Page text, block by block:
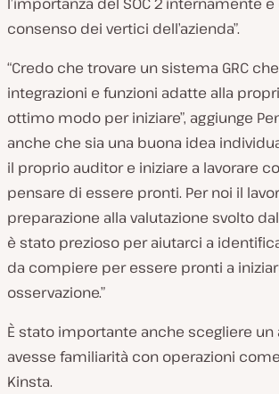
consenso dei vertici dell’azienda”.
“Credo che trovare un sistema GRC
integrazioni e funzioni adatte alla
ottimo modo per iniziare”, aggiunge
anche che sia una buona idea
il proprio auditor e iniziare a lavorare
pensare di essere pronti. Per noi il
preparazione alla valutazione svolto
è stato prezioso per aiutarci a
da compiere per essere pronti a
osservazione.”
È stato importante anche scegliere un
avesse familiarità con operazioni
Kinsta.